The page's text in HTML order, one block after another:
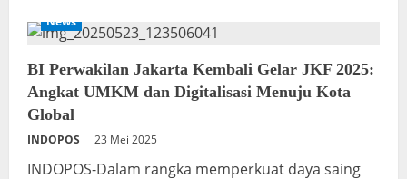
Sikap
Investor
Karyawan
Menolak
PT
Dipailitkan
News
BI Perwakilan Jakarta Kembali Gelar JKF 2025:
Angkat UMKM dan Digitalisasi Menuju Kota
Global
INDOPOS 23 Mei 2025
INDOPOS-Dalam rangka memperkuat daya saing